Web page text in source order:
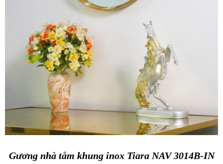
Gương nhà tắm khung inox Tiara NAV 3014B-IN